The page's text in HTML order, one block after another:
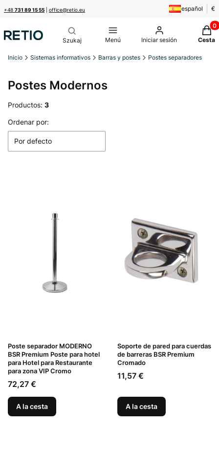
+48 731 89 15 55 office@retio.eu español €
Menú Iniciar sesión Cesta
Inicio Sistemas informativos Barras y postes Postes separadores
Postes Modernos
Productos: 3
Lista de productos
Ordenar por:
Por defecto
Poste separador MODERNO
BSR Premium Poste para hotel
para Hotel para Restaurante
para zona VIP Cromo
Precio
72,27 €
A la cesta
Soporte de pared para cuerdas
de barreras BSR Premium
Cromado
Precio
11,57 €
A la cesta